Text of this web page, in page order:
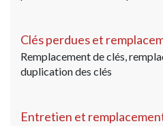
Clés perdues et
Remplacement de clés,
duplication des clés
Entretien et